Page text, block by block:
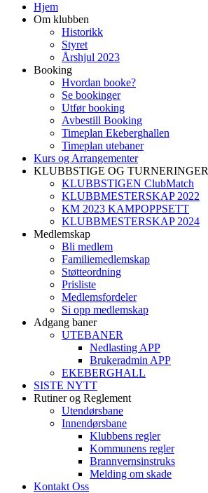
Hjem
Om klubben
Historikk
Styret
Årshjul 2023
Booking
Hvordan booke?
Se bookinger
Utfør booking
Avbestill Booking
Timeplan Ekeberghallen
Timeplan utebaner
Kurs og Arrangementer
KLUBBSTIGE OG TURNERINGER
KLUBBSTIGEN ClubMatch
KLUBBMESTERSKAP 2022
KM 2023 KAMPOPPSETT
KLUBBMESTERSKAP 2024
Medlemskap
Bli medlem
Familiemedlemskap
Støtteordning
Prisliste
Medlemsfordeler
Si opp medlemskap
Adgang baner
UTEBANER
Nedlasting APP
Brukeradmin APP
EKEBERGHALL
SISTE NYTT
Rutiner og Reglement
Utendørsbane
Innendørsbane
Klubbens regler
Kommunens regler
Brannvernsinstruks
Melding om skade
Kontakt Oss